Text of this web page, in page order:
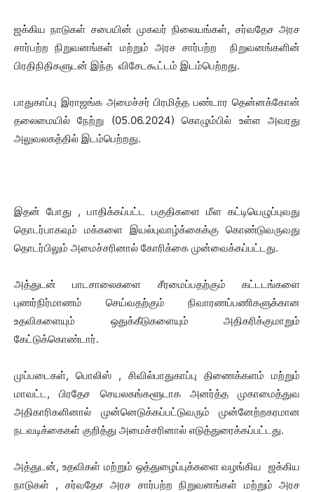
ஜக்கிய நாடுகள் சபையின் முகவர் நிலையங்கள், சர்வதேச அரச
சார்பற்ற நிறுவனங்கள் மற்றும் அரச சார்பற்ற நிறுவனங்களின்
பிரதிநிதிகளுடன் இந்த விசேடகூட்டம் இடம்பெற்றது.
பாதுகாப்பு இராஜங்க அமைச்சர் பிரமித்த பண்டார தென்னக்கோன்
தலைமையில் நேற்று (05.06.2024) கொழும்பில் உள்ள அவரது
அலுவலகத்தில் இடம்பெற்றது.
இதன் போது , பாதிக்கப்பட்ட பகுதிகளை மீள கட்டியெழுப்புவது
தொடர்பாகவும் மக்களை இயல்புவாழ்க்கைக்கு கொண்டுவருவது
தொடர்பிலும் அமைச்சரினால் கோரிக்கை முன்வைக்கப்பட்டது.
அத்துடன் பாடசாலைகளை சீரமைப்பதற்கும் கட்டடங்களை
புணர்நிர்மாணம் செய்வதற்கும் நிவாரணப்பணிகளுக்கான
உதவிகளையும் ஒதுக்கீடுகளையும் அதிகரிக்குமாறும்
கேட்டுக்கொண்டார்.
முப்படைகள், பொலிஸ் , சிவில்பாதுகாப்பு திணைக்களம் மற்றும்
மாவட்ட, பிரதேச செயலகங்களூடாக அனர்த்த முகாமைத்துவ
அதிகாரிகளினால் முன்னெடுக்கப்பட்டுவரும் முன்னேற்றகரமான
நடவடிக்கைகள் குறித்து அமைச்சரினால் எடுத்துரைக்கப்பட்டது.
அத்துடன், உதவிகள் மற்றும் ஒத்துழைப்புக்களை வழங்கிய ஜக்கிய
நாடுகள் , சர்வதேச அரச சார்பற்ற நிறுவனங்கள் மற்றும் அரச